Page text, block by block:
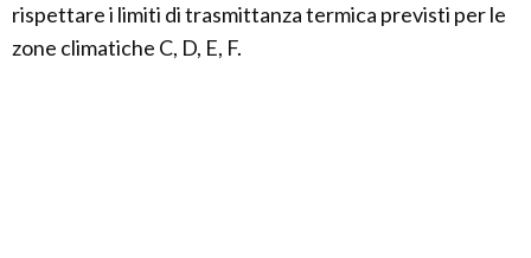
rispettare i limiti di trasmittanza termica previsti per le
zone climatiche C, D, E, F.